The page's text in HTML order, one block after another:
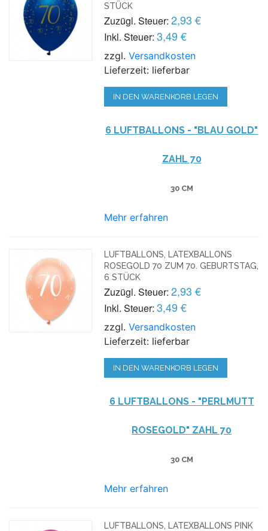
STÜCK
Zuzügl. Steuer: 2,93 €
Inkl. Steuer: 3,49 €
zzgl.Versandkosten
Lieferzeit: lieferbar
IN DEN WARENKORB LEGEN
6 LUFTBALLONS - "BLAU GOLD"
ZAHL 70
30 CM
Mehr erfahren
LUFTBALLONS, LATEXBALLONS
ROSEGOLD 70 ZUM 70. GEBURTSTAG,
6 STÜCK
Zuzügl. Steuer: 2,93 €
Inkl. Steuer: 3,49 €
zzgl.Versandkosten
Lieferzeit: lieferbar
IN DEN WARENKORB LEGEN
6 LUFTBALLONS - "PERLMUTT
ROSEGOLD" ZAHL 70
30 CM
Mehr erfahren
LUFTBALLONS, LATEXBALLONS PINK